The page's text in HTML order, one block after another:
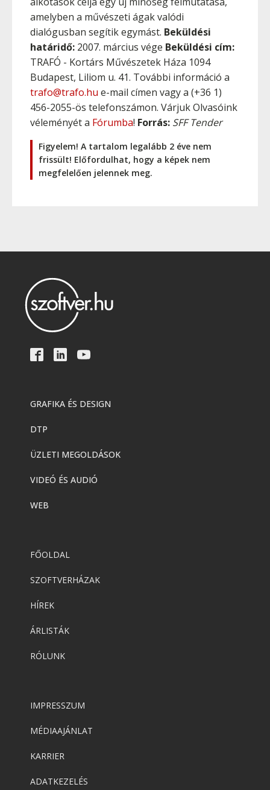
amelyben a művészeti ágak valódi
dialógusban segítik egymást. Beküldési
határidő: 2007. március vége Beküldési cím:
TRAFÓ - Kortárs Művészetek Háza 1094
Budapest, Liliom u. 41. További információ a
trafo@trafo.hu e-mail címen vagy a (+36 1)
456-2055-ös telefonszámon. Várjuk Olvasóink
véleményét a Fórumba! Forrás: SFF Tender
Figyelem! A tartalom legalább 2 éve nem
frissült! Előfordulhat, hogy a képek nem
megfelelően jelennek meg.
GRAFIKA ÉS DESIGN
DTP
ÜZLETI MEGOLDÁSOK
VIDEÓ ÉS AUDIÓ
WEB
FŐOLDAL
SZOFTVERHÁZAK
HÍREK
ÁRLISTÁK
RÓLUNK
IMPRESSZUM
MÉDIAAJÁNLAT
KARRIER
ADATKEZELÉS